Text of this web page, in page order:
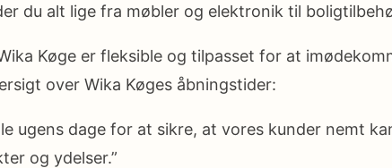
du alt lige fra møbler og elektronik til
Køge er fleksible og tilpasset for at
over Wika Køges åbningstider:
ugens dage for at sikre, at vores kunder nemt
og ydelser.”